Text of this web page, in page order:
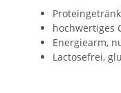
hochwertiges
Energiearm,
Lactosefrei,